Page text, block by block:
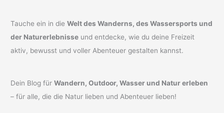
Tauche ein in dieWelt des Wanderns, des Wassersports und
der Naturerlebnisse und entdecke, wie du deine Freizeit
aktiv, bewusst und voller Abenteuer gestalten kannst.
Dein Blog fürWandern, Outdoor, Wasser und Natur erleben
– für alle, die die Natur lieben und Abenteuer lieben!